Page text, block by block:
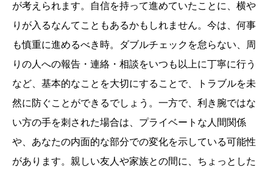
が考えられます。自信を持って進めていたことに、横や
りが入るなんてこともあるかもしれません。今は、何事
も慎重に進めるべき時。ダブルチェックを怠らない、周
りの人への報告・連絡・相談をいつも以上に丁寧に行う
など、基本的なことを大切にすることで、トラブルを未
然に防ぐことができるでしょう。一方で、利き腕ではな
い方の手を刺された場合は、プライベートな人間関係
や、あなたの内面的な部分での変化を示している可能性
があります。親しい友人や家族との間に、ちょっとした